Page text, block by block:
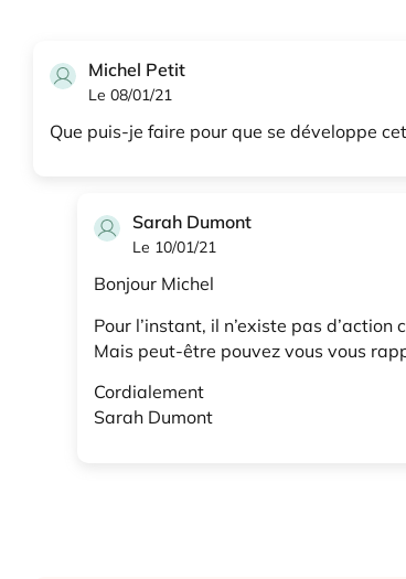
Michel Petit
Le 08/01/21
Que puis-je faire pour que se développe
Sarah Dumont
Le 10/01/21
Bonjour Michel
Pour l’instant, il n’existe pas d’action
Mais peut-être pouvez vous vous
Cordialement
Sarah Dumont